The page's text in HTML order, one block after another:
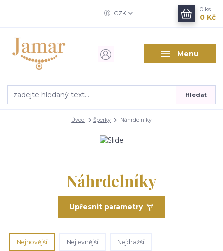
Menu
CZK
Hledat
0 ks
0 Kč
Úvod Šperky Náhrdelníky
Náhrdelníky
Upřesnit parametry
Nejnovější Nejlevnější Nejdražší